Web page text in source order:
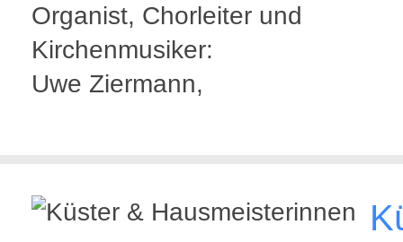
Organist, Chorleiter und
Kirchenmusiker:
Uwe Ziermann,